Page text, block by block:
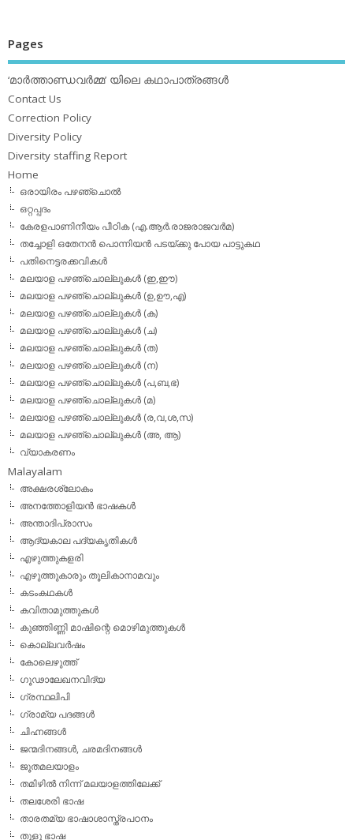
Pages
‘മാര്‍ത്താണ്ഡവര്‍മ്മ’ യിലെ കഥാപാത്രങ്ങള്‍
Contact Us
Correction Policy
Diversity Policy
Diversity staffing Report
Home
ഒരായിരം പഴഞ്ചൊല്‍
ഒറ്റപ്പദം
കേരളപാണിനീയം പീഠിക (എ.ആര്‍.രാജരാജവര്‍മ)
തച്ചോളി ഒതേനൻ പൊന്നിയൻ പടയ്‌ക്കു പോയ പാട്ടുകഥ
പതിനെട്ടരക്കവികള്‍
മലയാള പഴഞ്ചൊല്ലുകള്‍ (ഇ,ഈ)
മലയാള പഴഞ്ചൊല്ലുകള്‍ (ഉ,ഊ,എ)
മലയാള പഴഞ്ചൊല്ലുകള്‍ (ക)
മലയാള പഴഞ്ചൊല്ലുകള്‍ (ച)
മലയാള പഴഞ്ചൊല്ലുകള്‍ (ത)
മലയാള പഴഞ്ചൊല്ലുകള്‍ (ന)
മലയാള പഴഞ്ചൊല്ലുകള്‍ (പ,ബ,ഭ)
മലയാള പഴഞ്ചൊല്ലുകള്‍ (മ)
മലയാള പഴഞ്ചൊല്ലുകള്‍ (ര,വ,ശ,സ)
മലയാള പഴഞ്ചൊല്ലുകൾ (അ, ആ)
വ്യാകരണം
Malayalam
അക്ഷരശ്ലോകം
അനത്തോളിയന്‍ ഭാഷകള്‍
അന്താദിപ്രാസം
ആദ്യകാല പദ്യകൃതികള്‍
എഴുത്തുകളരി
എഴുത്തുകാരും തൂലികാനാമവും
കടംകഥകള്‍
കവിതാമുത്തുകള്‍
കുഞ്ഞിണ്ണി മാഷിന്റെ മൊഴിമുത്തുകള്‍
കൊല്ലവര്‍ഷം
കോലെഴുത്ത്
ഗൂഢാലേഖനവിദ്യ
ഗ്രന്ഥലിപി
ഗ്രാമ്യ പദങ്ങള്‍
ചിഹ്നങ്ങള്‍
ജന്മദിനങ്ങള്‍, ചരമദിനങ്ങള്‍
ജൂതമലയാളം
തമിഴില്‍ നിന്ന് മലയാളത്തിലേക്ക്
തലശേരി ഭാഷ
താരതമ്യ ഭാഷാശാസ്ത്രപഠനം
തുളു ഭാഷ